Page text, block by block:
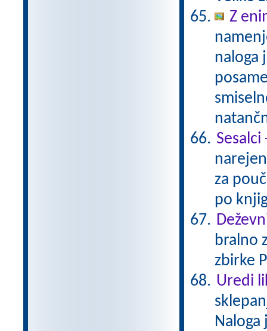
Z
naloga
za
po
bralno
zbirke
Uredi